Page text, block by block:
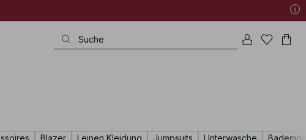
Blazer Leinen Kleidung Jumpsuits Unterwäsche